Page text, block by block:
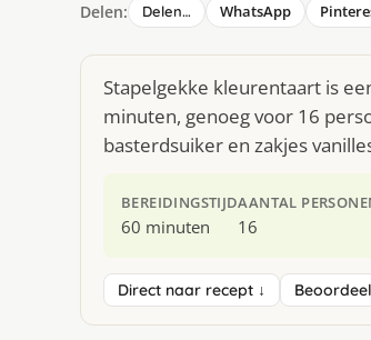
Delen: Delen… WhatsApp
Stapelgekke kleurentaart is
minuten, genoeg voor 16
basterdsuiker en zakjes
BEREIDINGSTIJD
60 minuten
AANTAL
16
Direct naar recept ↓